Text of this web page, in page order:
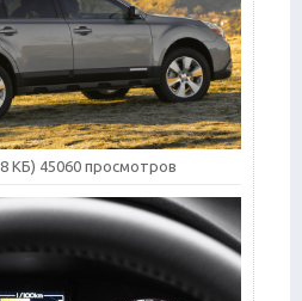
КБ) 45060 просмотров